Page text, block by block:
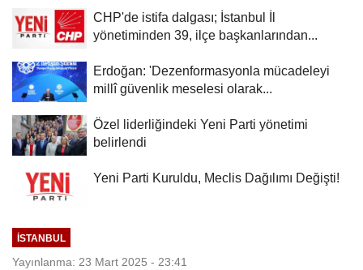
CHP'de istifa dalgası; İstanbul İl
yönetiminden 39, ilçe başkanlarından...
Erdoğan: 'Dezenformasyonla mücadeleyi
millî güvenlik meselesi olarak...
Özel liderliğindeki Yeni Parti yönetimi
belirlendi
Yeni Parti Kuruldu, Meclis Dağılımı Değişti!
İSTANBUL
Yayınlanma: 23 Mart 2025 - 23:41